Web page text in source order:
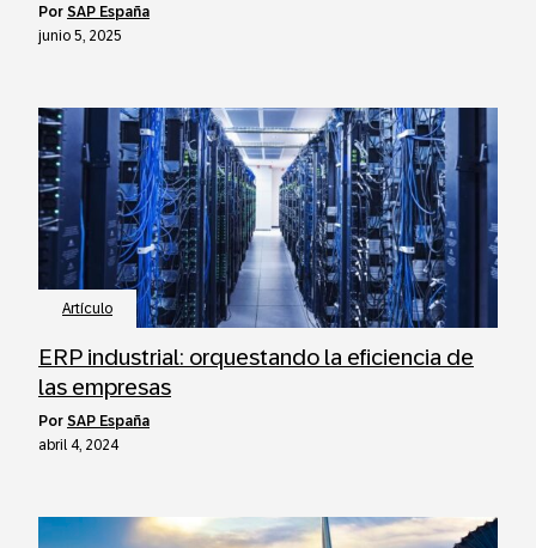
por SAP España
junio 5, 2025
Artículo
ERP industrial: orquestando la eficiencia de
las empresas
por SAP España
abril 4, 2024